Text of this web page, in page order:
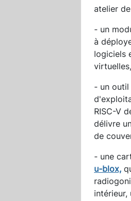
atelier
- un
à
logiciels
virtuelles,
- un
RISC-V
délivre
de
- une
u-blox,
intérieur,